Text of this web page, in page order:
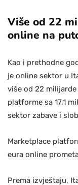
Više od 22
online na
Kao i prethodne
je online sektor u
više od 22
platforme sa 17,1
sektor zabave i
Marketplace
eura online
Prema izvještaju,